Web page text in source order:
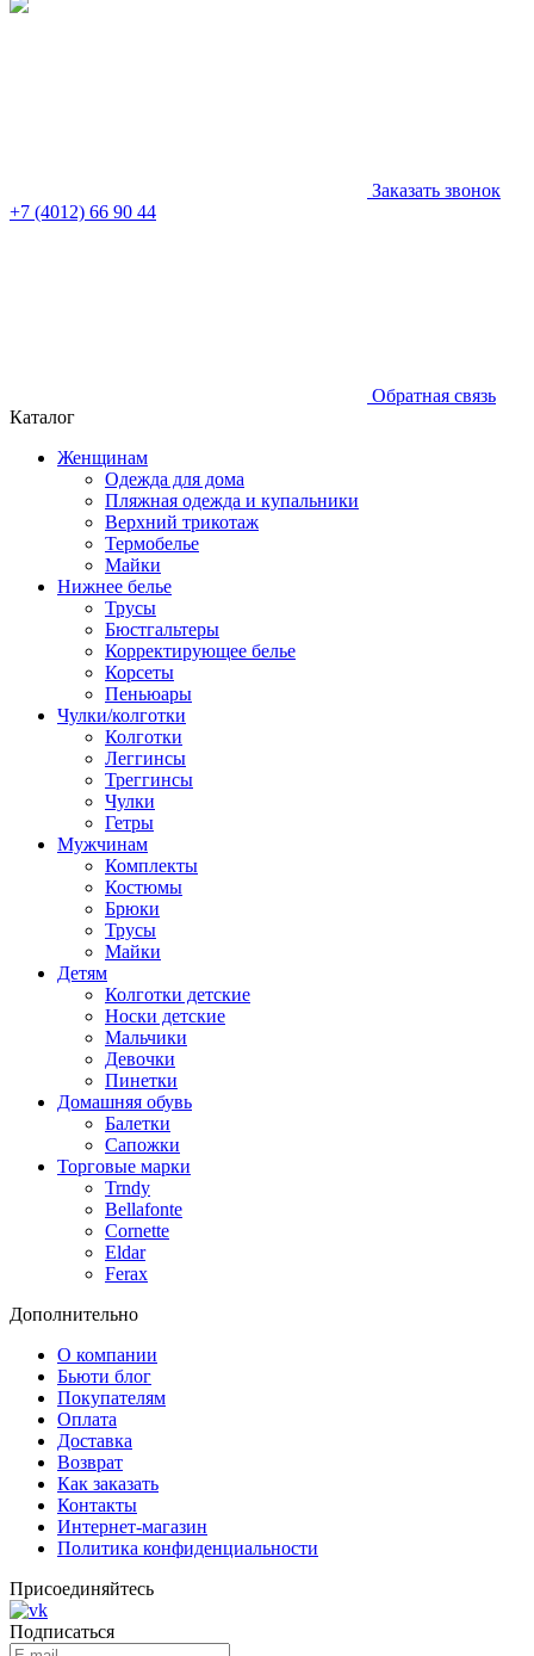
Заказать звонок
+7 (4012) 66 90 44
Обратная связь
Каталог
Женщинам
Одежда для дома
Пляжная одежда и купальники
Верхний трикотаж
Термобелье
Майки
Нижнее белье
Трусы
Бюстгальтеры
Корректирующее белье
Корсеты
Пеньюары
Чулки/колготки
Колготки
Леггинсы
Треггинсы
Чулки
Гетры
Мужчинам
Комплекты
Костюмы
Брюки
Трусы
Майки
Детям
Колготки детские
Носки детские
Мальчики
Девочки
Пинетки
Домашняя обувь
Балетки
Сапожки
Торговые марки
Trndy
Bellafonte
Cornette
Eldar
Ferax
Дополнительно
О компании
Бьюти блог
Покупателям
Оплата
Доставка
Возврат
Как заказать
Контакты
Интернет-магазин
Политика конфиденциальности
Присоединяйтесь
Подписаться